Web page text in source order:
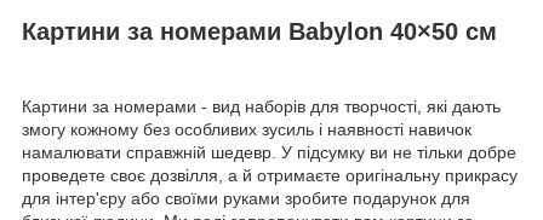
Картини за номерами Babylon 40×50 см
Картини за номерами - вид наборів для творчості, які дають
змогу кожному без особливих зусиль і наявності навичок
намалювати справжній шедевр. У підсумку ви не тільки добре
проведете своє дозвілля, а й отримаєте оригінальну прикрасу
для інтер'єру або своїми руками зробите подарунок для